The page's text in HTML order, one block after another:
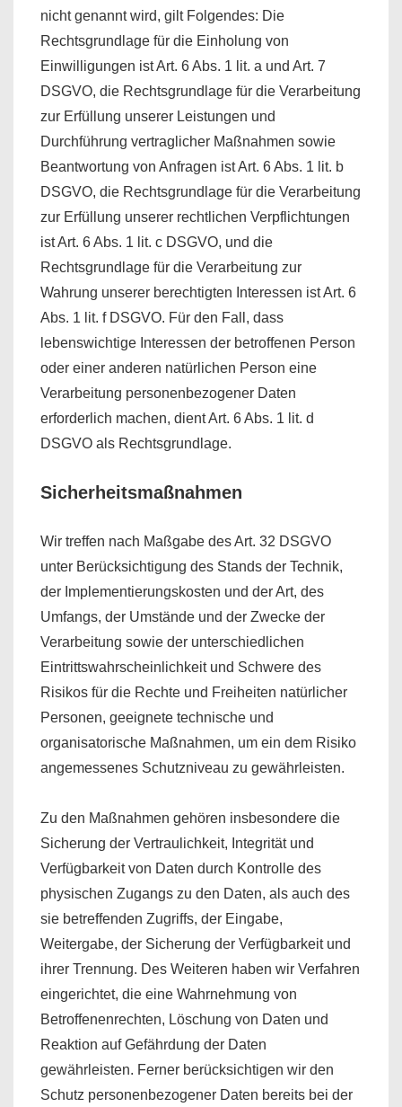
nicht genannt wird, gilt Folgendes: Die
Rechtsgrundlage für die Einholung von
Einwilligungen ist Art. 6 Abs. 1 lit. a und Art. 7
DSGVO, die Rechtsgrundlage für die Verarbeitung
zur Erfüllung unserer Leistungen und
Durchführung vertraglicher Maßnahmen sowie
Beantwortung von Anfragen ist Art. 6 Abs. 1 lit. b
DSGVO, die Rechtsgrundlage für die Verarbeitung
zur Erfüllung unserer rechtlichen Verpflichtungen
ist Art. 6 Abs. 1 lit. c DSGVO, und die
Rechtsgrundlage für die Verarbeitung zur
Wahrung unserer berechtigten Interessen ist Art. 6
Abs. 1 lit. f DSGVO. Für den Fall, dass
lebenswichtige Interessen der betroffenen Person
oder einer anderen natürlichen Person eine
Verarbeitung personenbezogener Daten
erforderlich machen, dient Art. 6 Abs. 1 lit. d
DSGVO als Rechtsgrundlage.
Sicherheitsmaßnahmen
Wir treffen nach Maßgabe des Art. 32 DSGVO
unter Berücksichtigung des Stands der Technik,
der Implementierungskosten und der Art, des
Umfangs, der Umstände und der Zwecke der
Verarbeitung sowie der unterschiedlichen
Eintrittswahrscheinlichkeit und Schwere des
Risikos für die Rechte und Freiheiten natürlicher
Personen, geeignete technische und
organisatorische Maßnahmen, um ein dem Risiko
angemessenes Schutzniveau zu gewährleisten.
Zu den Maßnahmen gehören insbesondere die
Sicherung der Vertraulichkeit, Integrität und
Verfügbarkeit von Daten durch Kontrolle des
physischen Zugangs zu den Daten, als auch des
sie betreffenden Zugriffs, der Eingabe,
Weitergabe, der Sicherung der Verfügbarkeit und
ihrer Trennung. Des Weiteren haben wir Verfahren
eingerichtet, die eine Wahrnehmung von
Betroffenenrechten, Löschung von Daten und
Reaktion auf Gefährdung der Daten
gewährleisten. Ferner berücksichtigen wir den
Schutz personenbezogener Daten bereits bei der